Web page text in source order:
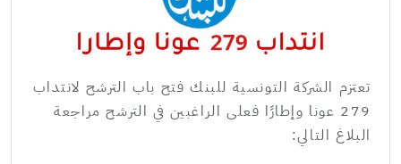
تعتزم الشركة التونسية للبنك فتح باب الترشح لانتداب
279 عونا وإطارًا فعلى الراغبين في الترشح مراجعة
البلاغ التالي: